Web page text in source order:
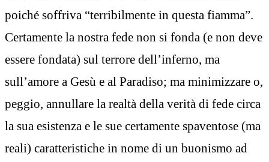
poiché soffriva “terribilmente in questa fiamma”.
Certamente la nostra fede non si fonda (e non deve
essere fondata) sul terrore dell’inferno, ma
sull’amore a Gesù e al Paradiso; ma minimizzare o,
peggio, annullare la realtà della verità di fede circa
la sua esistenza e le sue certamente spaventose (ma
reali) caratteristiche in nome di un buonismo ad